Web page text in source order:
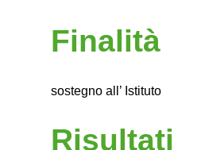
Finalità
sostegno all’ Istituto
Risultati